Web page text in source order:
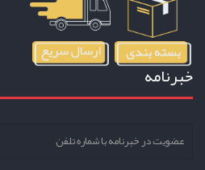
خبرنامه